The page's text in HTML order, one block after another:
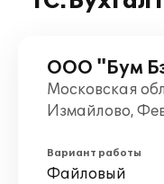
ООО "Бум
Московская
Измайлово,
Вариант работы
Файловый